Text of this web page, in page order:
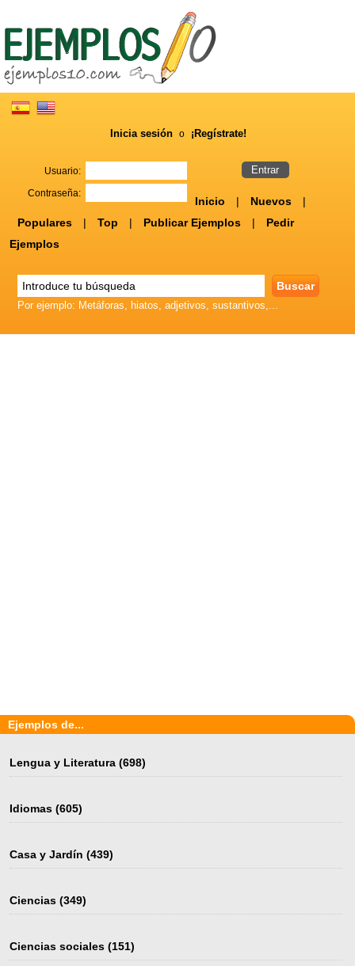
Inicia sesión o ¡Regístrate!
Usuario:
Contraseña:
Inicio | Nuevos
|
Populares
| Top | Publicar Ejemplos |
Pedir
Ejemplos
Por ejemplo: Metáforas, hiatos, adjetivos, sustantivos,...
Ejemplos de...
Lengua y Literatura (698)
Idiomas (605)
Casa y Jardín (439)
Ciencias (349)
Ciencias sociales (151)